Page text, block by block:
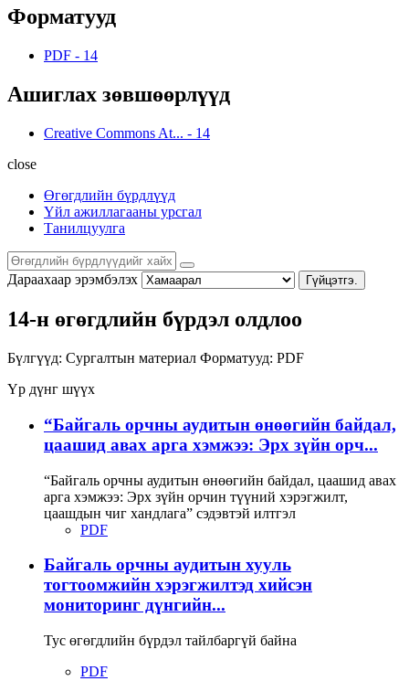
Форматууд
PDF - 14
Ашиглах зөвшөөрлүүд
Creative Commons At... - 14
close
Өгөгдлийн бүрдлүүд
Үйл ажиллагааны урсгал
Танилцуулга
Дараахаар эрэмбэлэх Гүйцэтгэ.
14-н өгөгдлийн бүрдэл олдлоо
Бүлгүүд: Сургалтын материал Форматууд: PDF
Үр дүнг шүүх
“Байгаль орчны аудитын өнөөгийн байдал,
цаашид авах арга хэмжээ: Эрх зүйн орч...
“Байгаль орчны аудитын өнөөгийн байдал, цаашид авах
арга хэмжээ: Эрх зүйн орчин түүний хэрэгжилт,
цаашдын чиг хандлага” сэдэвтэй илтгэл
PDF
Байгаль орчны аудитын хууль
тогтоомжийн хэрэгжилтэд хийсэн
мониторинг дүнгийн...
Тус өгөгдлийн бүрдэл тайлбаргүй байна
PDF